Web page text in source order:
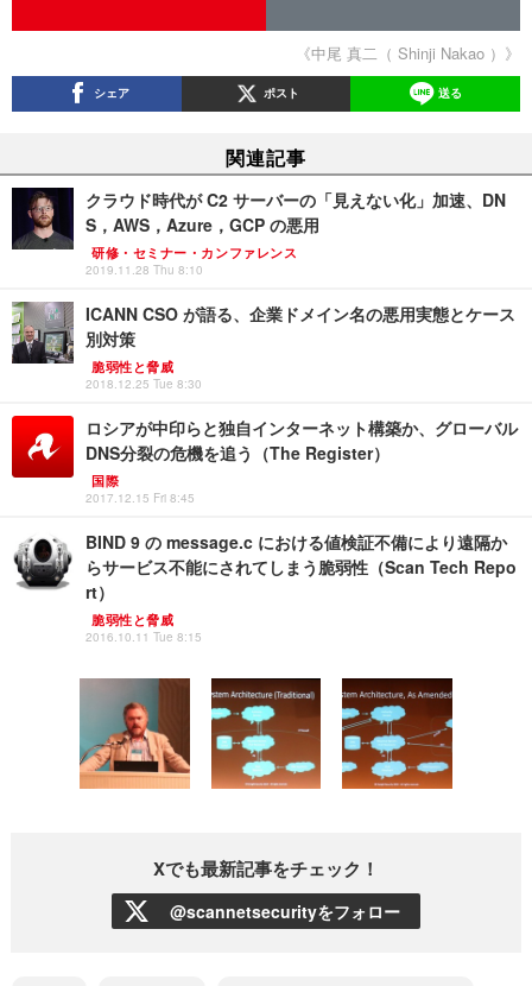
《中尾 真二（ Shinji Nakao ）》
シェア ポスト 送る
関連記事
クラウド時代が C2 サーバーの「見えない化」加速、DN
S，AWS，Azure，GCP の悪用
研修・セミナー・カンファレンス
2019.11.28 Thu 8:10
ICANN CSO が語る、企業ドメイン名の悪用実態とケース
別対策
脆弱性と脅威
2018.12.25 Tue 8:30
ロシアが中印らと独自インターネット構築か、グローバル
DNS分裂の危機を追う（The Register）
国際
2017.12.15 Fri 8:45
BIND 9 の message.c における値検証不備により遠隔か
らサービス不能にされてしまう脆弱性（Scan Tech Repo
rt）
脆弱性と脅威
2016.10.11 Tue 8:15
Xでも最新記事をチェック！
@scannetsecurityをフォロー